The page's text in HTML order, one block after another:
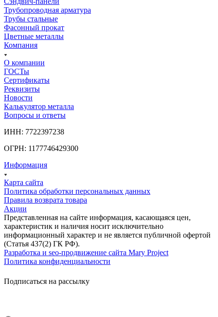
Трубопроводная арматура
Трубы стальные
Фасонный прокат
Цветные металлы
Компания
О компании
ГОСТы
Сертификаты
Реквизиты
Новости
Калькулятор металла
Вопросы и ответы
ИНН: 7722397238
ОГРН: 1177746429300
Информация
Карта сайта
Политика обработки персональных данных
Правила возврата товара
Акции
Представленная на сайте информация, касающаяся цен,
характеристик и наличия носит исключительно
информационный характер и не является публичной офертой
(Статья 437(2) ГК РФ).
Разработка и seo-продвижение сайта Mary Project
Политика конфиденциальности
Подписаться на рассылку